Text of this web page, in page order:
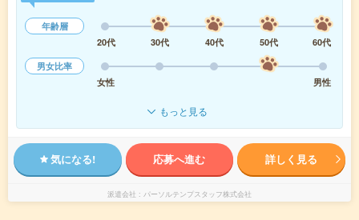
年齢層
20代
30代 40代 50代
60代
男女比率
女性
男性
もっと見る
気になる! 応募へ進む 詳しく見る
派遣会社 パーソルテンプスタッフ株式会社